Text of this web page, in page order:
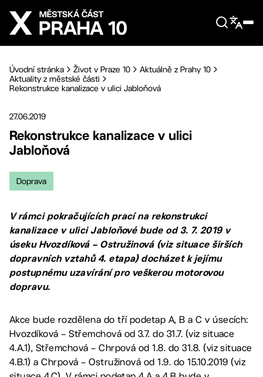
Přejít na hlavní obsah
Úvodní stránka Život v Praze 10
Aktuálně z Prahy 10
Aktuality z městské části
Rekonstrukce kanalizace v ulici Jabloňová
27.06.2019
Rekonstrukce kanalizace v ulici
Jabloňová
Doprava
V rámci pokračujících prací na rekonstrukci
kanalizace v ulici Jabloňové bude od 3. 7. 2019 v
úseku Hvozdíková – Ostružinová (viz situace širších
dopravních vztahů 4. etapa) docházet k jejímu
postupnému uzavírání pro veškerou motorovou
dopravu.
Akce bude rozdělena do tří podetap A, B a C v úsecích:
Hvozdíková – Střemchová od 3.7. do 31.7. (viz situace
4.A.1), Střemchová – Chrpová od 1.8. do 31.8. (viz situace
4.B.1) a Chrpová – Ostružinová od 1.9. do 15.10.2019 (viz